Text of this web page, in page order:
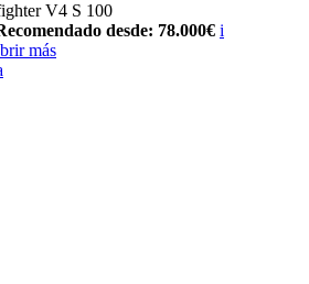
V4 S 100
desde: 78.000€ i
más